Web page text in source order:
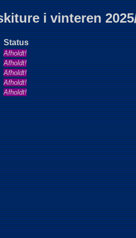
i vinteren
Status
Afholdt!
Afholdt!
Afholdt!
Afholdt!
Afholdt!